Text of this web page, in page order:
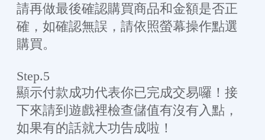
請再做最後確認購買商品和金額是否正
確，如確認無誤，請依照螢幕操作點選
購買。
Step.5
顯示付款成功代表你已完成交易囉！接
下來請到遊戲裡檢查儲值有沒有入點，
如果有的話就大功告成啦！